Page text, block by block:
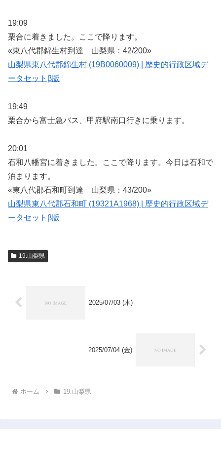
19:09
栗合に着きました。ここで降ります。
«東八代郡錦生村到達 山梨県：42/200»
山梨県東八代郡錦生村 (19B0060009) | 歴史的行政区域デ
ータセットβ版
19:49
栗合から富士急バス、甲府駅南口行きに乗ります。
20:01
石和八幡宮に着きました。ここで降ります。今日は石和で
泊まります。
«東八代郡石和町到達 山梨県：43/200»
山梨県東八代郡石和町 (19321A1968) | 歴史的行政区域デ
ータセットβ版
19.山梨県
2025/07/03 (木)
2025/07/04 (金)
ホーム 19.山梨県